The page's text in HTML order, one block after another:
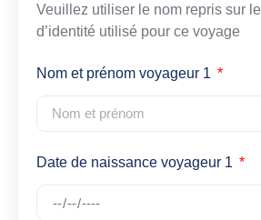
Veuillez utiliser le nom repris sur
d’identité utilisé pour ce voyage
Nom et prénom voyageur 1
Date de naissance voyageur 1